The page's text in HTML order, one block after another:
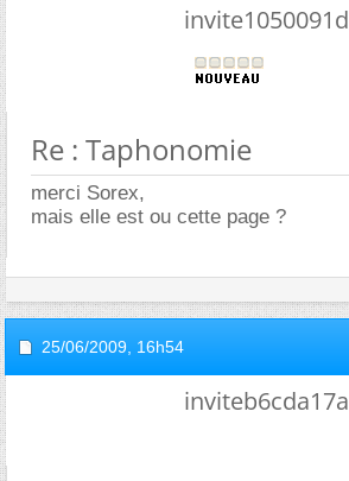
invite1050091d
Re : Taphonomie
merci Sorex,
mais elle est ou cette page ?
25/06/2009, 16h54
inviteb6cda17a